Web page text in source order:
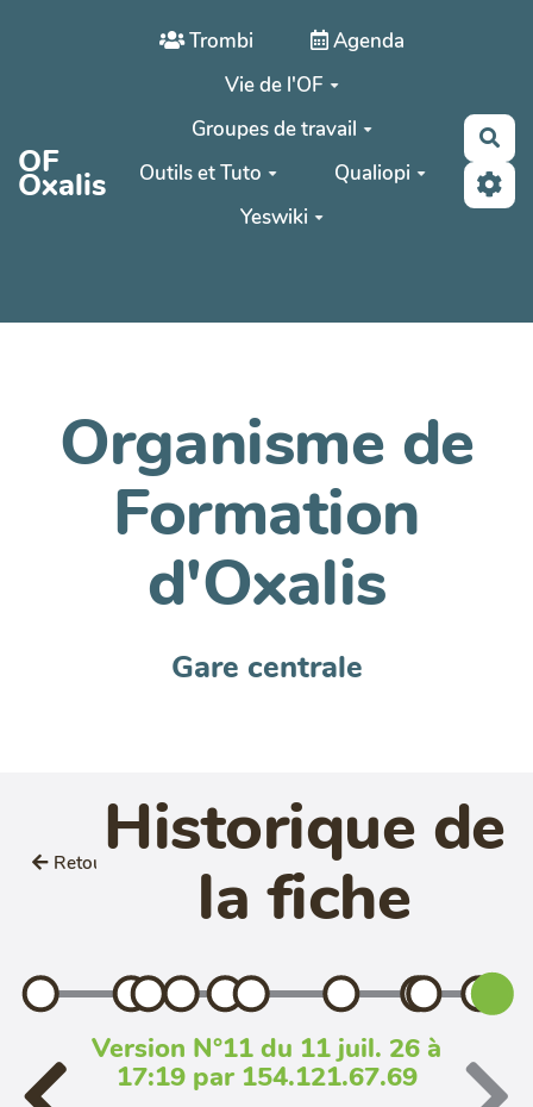
Aller au contenu principal
OF
Oxalis
Trombi
Agenda
Vie de l'OF
Groupes de travail
Outils et Tuto
Qualiopi
Yeswiki
Organisme de
Formation
d'Oxalis
Gare centrale
Retour Historique de
la fiche
Version N°11 du 11 juil. 26 à
17:19 par 154.121.67.69